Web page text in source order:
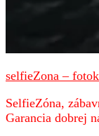
selfieZona –
SelfieZóna,
Garancia dobrej